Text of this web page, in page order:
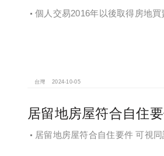
個人交易2016年以後取得房地
台灣 2024-10-05
居留地房屋符合自住
居留地房屋符合自住要件 可視